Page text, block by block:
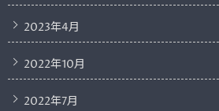
2023年4月
2022年10月
2022年7月